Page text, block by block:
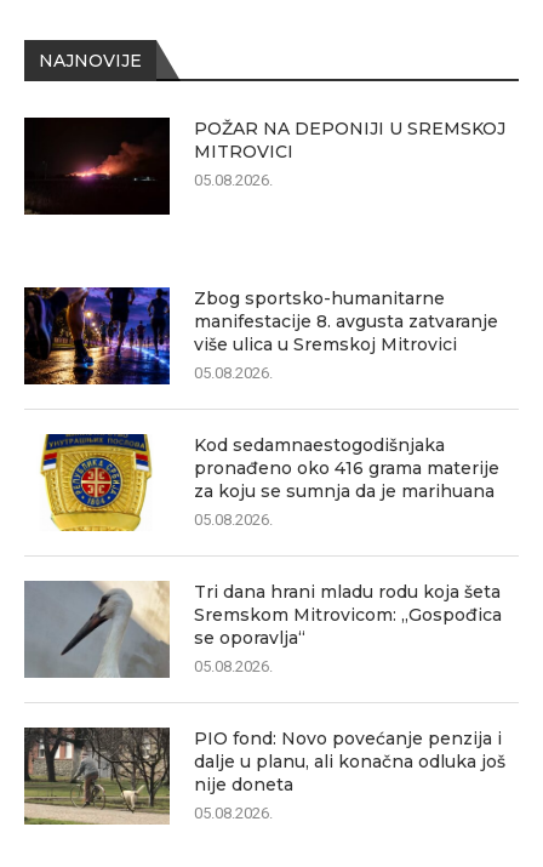
NAJNOVIJE
POŽAR NA DEPONIJI U SREMSKOJ
MITROVICI
05.08.2026.
Zbog sportsko-humanitarne
manifestacije 8. avgusta zatvaranje
više ulica u Sremskoj Mitrovici
05.08.2026.
Kod sedamnaestogodišnjaka
pronađeno oko 416 grama materije
za koju se sumnja da je marihuana
05.08.2026.
Tri dana hrani mladu rodu koja šeta
Sremskom Mitrovicom: „Gospođica
se oporavlja“
05.08.2026.
PIO fond: Novo povećanje penzija i
dalje u planu, ali konačna odluka još
nije doneta
05.08.2026.